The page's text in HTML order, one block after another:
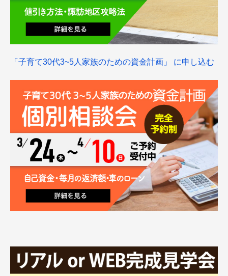
「子育て30代3~5人家族のための資金計画」 に申し込む